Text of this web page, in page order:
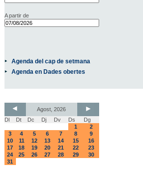
A partir de
Agenda del cap de setmana
Agenda en Dades obertes
Agost, 2026
Dl
Dt Dc Dj Dv Ds
Dg
1
2
3
4 5 6 7 8
9
10
11 12 13 14 15
16
17
18 19 20 21 22
23
24
25 26 27 28 29
30
31